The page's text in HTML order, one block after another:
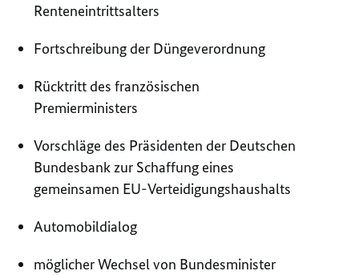
Renteneintrittsalters
Fortschreibung der Düngeverordnung
Rücktritt des französischen
Premierministers
Vorschläge des Präsidenten der Deutschen
Bundesbank zur Schaffung eines
gemeinsamen EU-Verteidigungshaushalts
Automobildialog
möglicher Wechsel von Bundesminister